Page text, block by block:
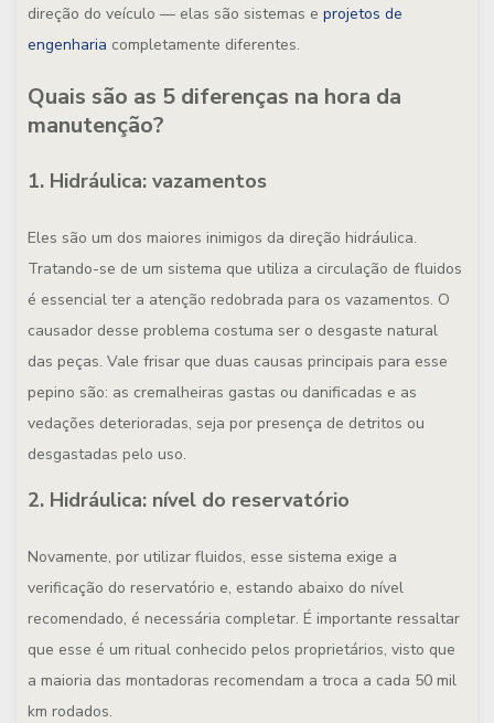
direção do veículo — elas são sistemas e projetos de
engenharia completamente diferentes.
Quais são as 5 diferenças na hora da
manutenção?
1. Hidráulica: vazamentos
Eles são um dos maiores inimigos da direção hidráulica.
Tratando-se de um sistema que utiliza a circulação de fluidos
é essencial ter a atenção redobrada para os vazamentos. O
causador desse problema costuma ser o desgaste natural
das peças. Vale frisar que duas causas principais para esse
pepino são: as cremalheiras gastas ou danificadas e as
vedações deterioradas, seja por presença de detritos ou
desgastadas pelo uso.
2. Hidráulica: nível do reservatório
Novamente, por utilizar fluidos, esse sistema exige a
verificação do reservatório e, estando abaixo do nível
recomendado, é necessária completar. É importante ressaltar
que esse é um ritual conhecido pelos proprietários, visto que
a maioria das montadoras recomendam a troca a cada 50 mil
km rodados.